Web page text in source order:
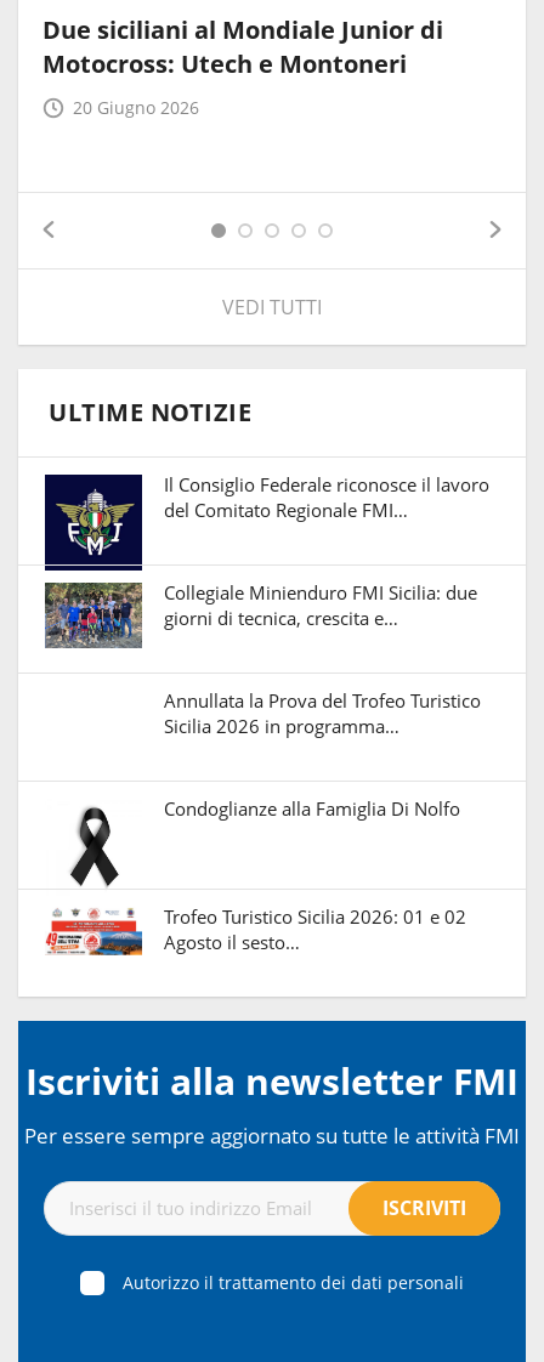
Due siciliani al Mondiale Junior di
Motocross: Utech e Montoneri
20 Giugno 2026
VEDI TUTTI
ULTIME NOTIZIE
Il Consiglio Federale riconosce il lavoro
del Comitato Regionale FMI…
Collegiale Minienduro FMI Sicilia: due
giorni di tecnica, crescita e…
Annullata la Prova del Trofeo Turistico
Sicilia 2026 in programma…
Condoglianze alla Famiglia Di Nolfo
Trofeo Turistico Sicilia 2026: 01 e 02
Agosto il sesto…
Iscriviti alla newsletter FMI
Per essere sempre aggiornato su tutte le attività FMI
Autorizzo il trattamento dei dati personali